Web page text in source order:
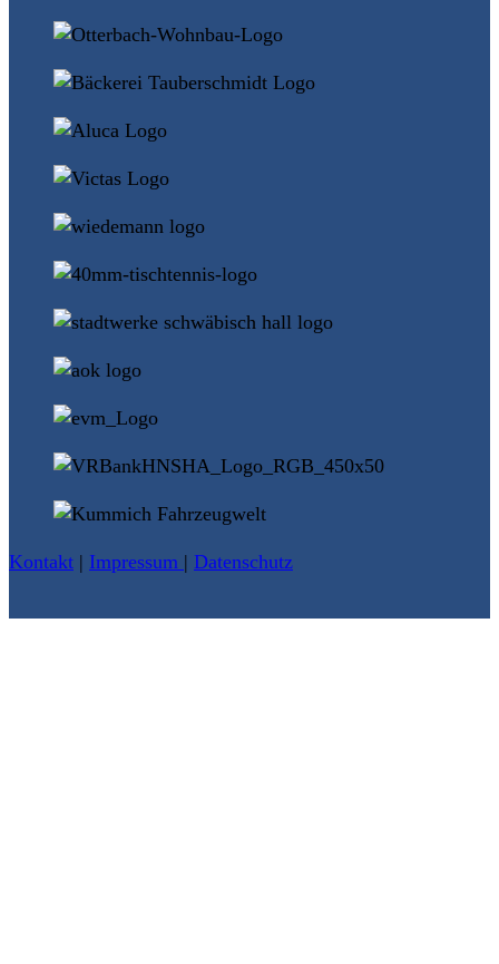
Kontakt | Impressum | Datenschutz